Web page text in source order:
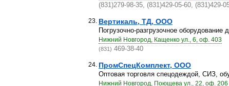
(831)279-98-35, (831)429-05-60, (831)429-
23. Вертикаль, ТД, ООО
Погрузочно-разгрузочное
Нижний Новгород, Кащенко ул., 6, оф. 403
(831) 469-38-40
24. ПромСпецКомплект, ООО
Оптовая торговля спецодеждой, СИЗ,
Нижний Новгород, Поющева ул., 22, оф. 206